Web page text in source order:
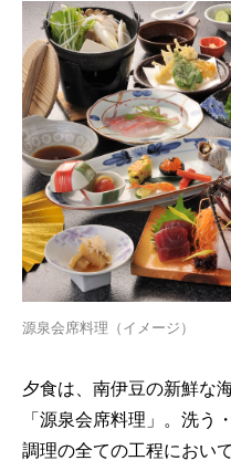
源泉会席料理（イメージ）
夕食は、南伊豆の新鮮な
「源泉会席料理」。洗う
調理の全ての工程におい